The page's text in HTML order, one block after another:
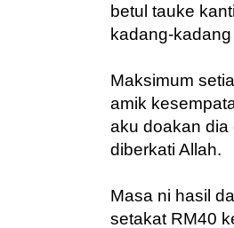
betul tauke
kadang-
Maksimum
amik
aku doakan dia
diberkati Allah.
Masa ni hasil
setakat RM40